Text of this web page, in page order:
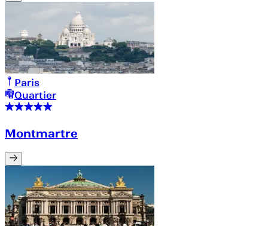
Paris
Quartier
Montmartre